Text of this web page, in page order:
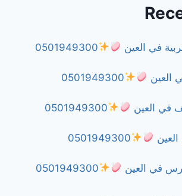
في العين 0501949300
العين 0501949300
في العين 0501949300
0501949300
في العين 0501949300